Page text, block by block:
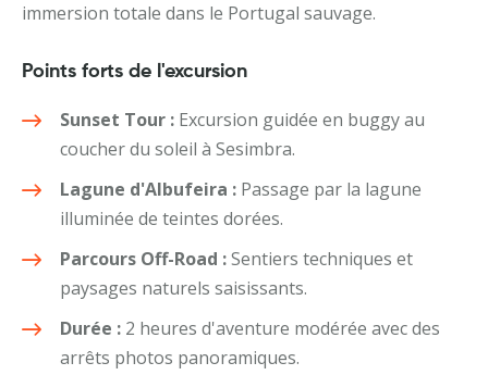
immersion totale dans le Portugal sauvage.
Points forts de l'excursion
Sunset Tour : Excursion guidée en buggy au
coucher du soleil à Sesimbra.
Lagune d'Albufeira : Passage par la lagune
illuminée de teintes dorées.
Parcours Off-Road :Sentiers techniques et
paysages naturels saisissants.
Durée : 2 heures d'aventure modérée avec des
arrêts photos panoramiques.